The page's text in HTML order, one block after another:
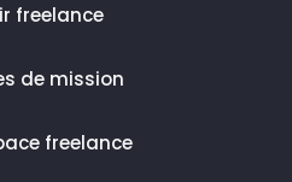
freelance
de mission
freelance